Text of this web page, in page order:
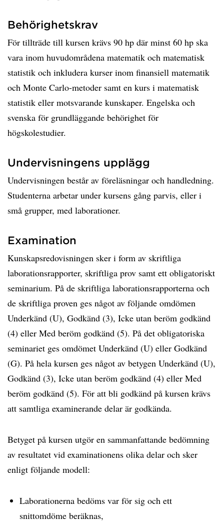
Behörighetskrav
För tillträde till kursen krävs 90 hp där minst 60 hp ska
vara inom huvudområdena matematik och matematisk
statistik och inkludera kurser inom finansiell matematik
och Monte Carlo-metoder samt en kurs i matematisk
statistik eller motsvarande kunskaper. Engelska och
svenska för grundläggande behörighet för
högskolestudier.
Undervisningens upplägg
Undervisningen består av föreläsningar och handledning.
Studenterna arbetar under kursens gång parvis, eller i
små grupper, med laborationer.
Examination
Kunskapsredovisningen sker i form av skriftliga
laborationsrapporter, skriftliga prov samt ett obligatoriskt
seminarium. På de skriftliga laborationsrapporterna och
de skriftliga proven ges något av följande omdömen
Underkänd (U), Godkänd (3), Icke utan beröm godkänd
(4) eller Med beröm godkänd (5). På det obligatoriska
seminariet ges omdömet Underkänd (U) eller Godkänd
(G). På hela kursen ges något av betygen Underkänd (U),
Godkänd (3), Icke utan beröm godkänd (4) eller Med
beröm godkänd (5). För att bli godkänd på kursen krävs
att samtliga examinerande delar är godkända.
Betyget på kursen utgör en sammanfattande bedömning
av resultatet vid examinationens olika delar och sker
enligt följande modell:
Laborationerna bedöms var för sig och ett
snittomdöme beräknas,